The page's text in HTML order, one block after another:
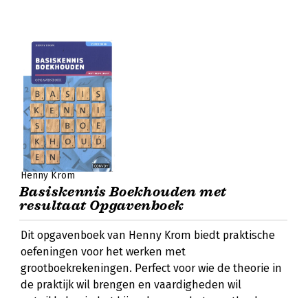
Henny Krom
Basiskennis Boekhouden met
resultaat Opgavenboek
Dit opgavenboek van Henny Krom biedt praktische
oefeningen voor het werken met
grootboekrekeningen. Perfect voor wie de theorie in
de praktijk wil brengen en vaardigheden wil